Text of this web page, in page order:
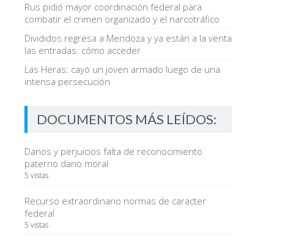
Rus pidió mayor coordinación federal para
combatir el crimen organizado y el narcotráfico
Divididos regresa a Mendoza y ya están a la venta
las entradas: cómo acceder
Las Heras: cayó un joven armado luego de una
intensa persecución
DOCUMENTOS MÁS LEÍDOS:
Danos y perjuicios falta de reconocimiento
paterno dano moral
5 vistas
Recurso extraordinario normas de caracter
federal
5 vistas